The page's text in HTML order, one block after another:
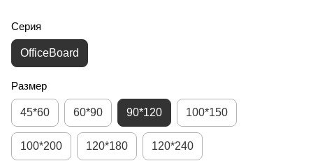
Серия
OfficeBoard
Размер
45*60 60*90 90*120 100*150
100*200 120*180 120*240